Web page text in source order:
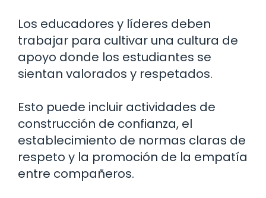
Los educadores y líderes deben
trabajar para cultivar una cultura de
apoyo donde los estudiantes se
sientan valorados y respetados.
Esto puede incluir actividades de
construcción de confianza, el
establecimiento de normas claras de
respeto y la promoción de la empatía
entre compañeros.